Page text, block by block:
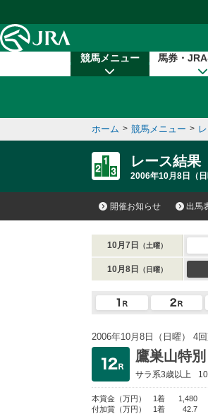
競馬メニュー 馬券・
ホーム > 競馬メニュー >
レース結果
2006年10月8日（
開催お知らせ 出馬
10月7日 （土曜）
10月8日 （日曜）
2006年10月8日（日曜） 4
鷹巣山特別
サラ系3歳以上
本賞金 （万円） 1着 1,480
付加賞 （万円） 1着 42.7